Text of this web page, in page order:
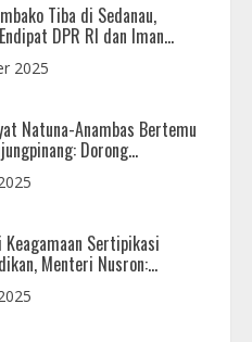
Tiba di Sedanau,
DPR RI dan Iman
di Natuna
2025
Natuna-Anambas Bertemu
Dorong
dan Jamin Pemerataan
Sertipikasi
Menteri Nusron:
System